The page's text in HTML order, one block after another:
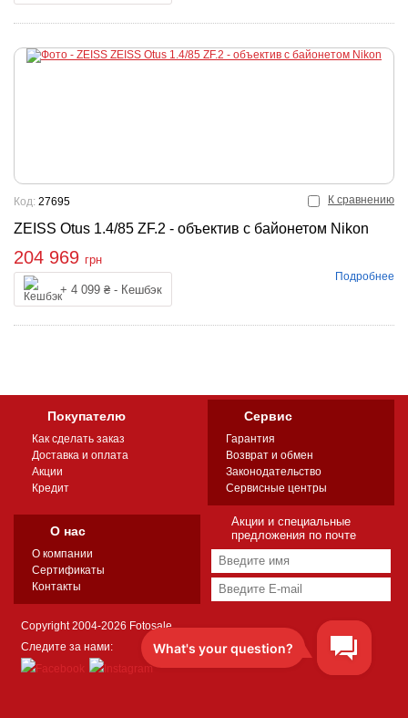
К сравнению
ZEISS Otus 1.4/85 ZF.2 - объектив с байонетом Nikon
Код: 27695
204 969 грн
+ 4 099 ₴ - Кешбэк
Купить Подробнее
Покупателю
Как сделать заказ
Доставка и оплата
Акции
Кредит
Сервис
Гарантия
Возврат и обмен
Законодательство
Сервисные центры
О нас
О компании
Сертификаты
Контакты
Акции и специальные
предложения по почте
Copyright 2004-2026 Fotosale
Следите за нами: